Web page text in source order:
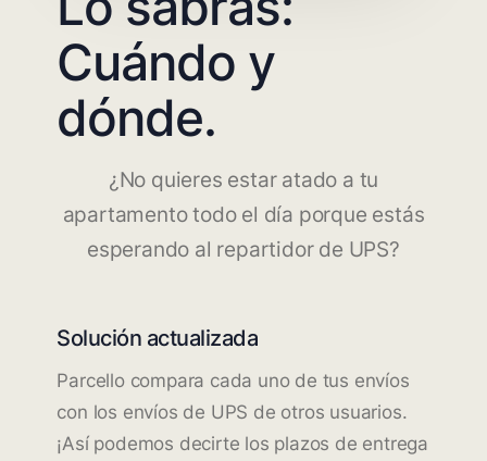
Cuándo y
dónde.
¿No quieres estar atado a tu
apartamento todo el día porque estás
esperando al repartidor de UPS?
Solución actualizada
Parcello compara cada uno de tus envíos
con los envíos de UPS de otros usuarios.
¡Así podemos decirte los plazos de entrega